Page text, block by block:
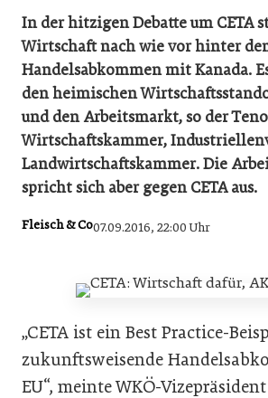
In der hitzigen Debatte um CETA
Wirtschaft nach wie vor hinter
Handelsabkommen mit Kanada.
den heimischen
und den Arbeitsmarkt, so der
Wirtschaftskammer,
Landwirtschaftskammer. Die
spricht sich aber gegen CETA aus.
Fleisch & Co07.09.2016, 22:00 Uhr
„CETA ist ein Best Practice-
zukunftsweisende
EU“, meinte WKÖ-